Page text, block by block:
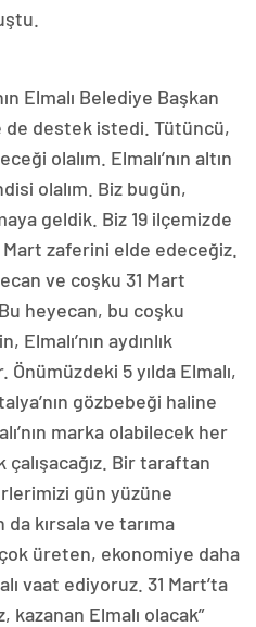
Elmalı Belediye Başkan
de destek istedi. Tütüncü,
olalım. Elmalı’nın altın
olalım. Biz bugün,
geldik. Biz 19 ilçemizde
zaferini elde edeceğiz.
ve coşku 31 Mart
heyecan, bu coşku
Elmalı’nın aydınlık
5 yılda Elmalı,
gözbebeği haline
marka olabilecek her
Bir taraftan
gün yüzüne
kırsala ve tarıma
üreten, ekonomiye daha
vaat ediyoruz. 31 Mart’ta
kazanan Elmalı olacak”